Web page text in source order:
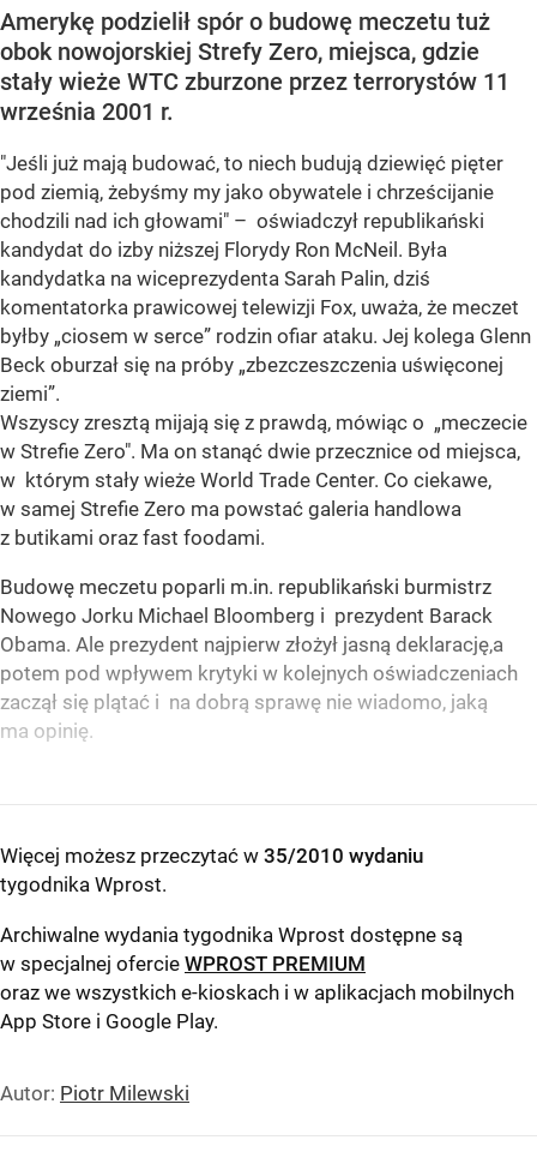
Amerykę podzielił spór o budowę meczetu tuż
obok nowojorskiej Strefy Zero, miejsca, gdzie
stały wieże WTC zburzone przez terrorystów 11
września 2001 r.
"Jeśli już mają budować, to niech budują dziewięć pięter
pod ziemią, żebyśmy my jako obywatele i chrześcijanie
chodzili nad ich głowami" – oświadczył republikański
kandydat do izby niższej Florydy Ron McNeil. Była
kandydatka na wiceprezydenta Sarah Palin, dziś
komentatorka prawicowej telewizji Fox, uważa, że meczet
byłby „ciosem w serce” rodzin ofiar ataku. Jej kolega Glenn
Beck oburzał się na próby „zbezczeszczenia uświęconej
ziemi”.
Wszyscy zresztą mijają się z prawdą, mówiąc o „meczecie
w Strefie Zero". Ma on stanąć dwie przecznice od miejsca,
w którym stały wieże World Trade Center. Co ciekawe,
w samej Strefie Zero ma powstać galeria handlowa
z butikami oraz fast foodami.
Budowę meczetu poparli m.in. republikański burmistrz
Nowego Jorku Michael Bloomberg i prezydent Barack
Obama. Ale prezydent najpierw złożył jasną deklarację,a
potem pod wpływem krytyki w kolejnych oświadczeniach
zaczął się plątać i na dobrą sprawę nie wiadomo, jaką
ma opinię.
Więcej możesz przeczytać w 35/2010 wydaniu
tygodnika Wprost.
Archiwalne wydania tygodnika Wprost dostępne są
w specjalnej ofercie WPROST PREMIUM
oraz we wszystkich e-kioskach i w aplikacjach mobilnych
App Store i Google Play.
Autor: Piotr Milewski